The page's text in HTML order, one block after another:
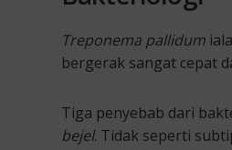
Treponema pallidum
bergerak sangat cepat
Tiga penyebab dari
bejel. Tidak seperti